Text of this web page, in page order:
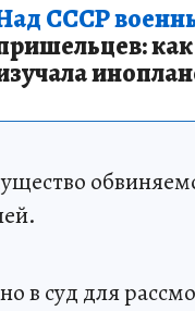
СССР
как
в суд для